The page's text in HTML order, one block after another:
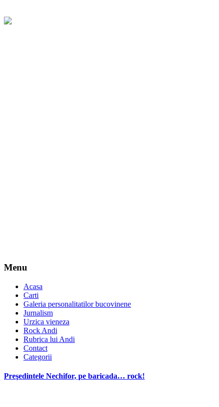
Menu
Acasa
Carti
Galeria personalitatilor bucovinene
Jurnalism
Urzica vieneza
Rock Andi
Rubrica lui Andi
Contact
Categorii
Preşedintele Nechifor, pe baricada… rock!